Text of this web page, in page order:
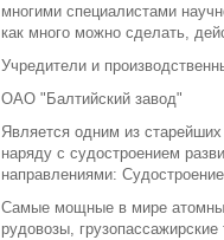
многими специалистами
как много можно сделать,
Учредители и
ОАО "Балтийский завод"
Является одним из
наряду с судостроением
направлениями:
Самые мощные в мире
рудовозы,